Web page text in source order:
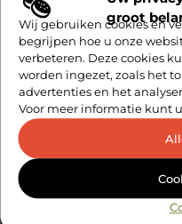
groot
Wij gebruiken cookies en
begrijpen hoe u onze
verbeteren. Deze cookies
worden ingezet, zoals het
advertenties en het
Voor meer informatie kunt